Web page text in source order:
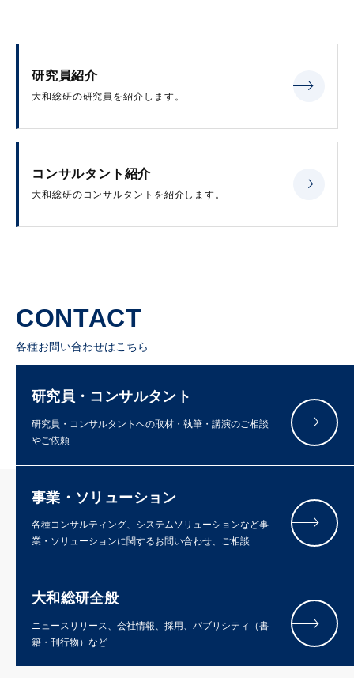
研究員紹介
大和総研の研究員を紹介します。
コンサルタント紹介
大和総研のコンサルタントを紹介します。
CONTACT
各種お問い合わせはこちら
研究員・コンサルタント
研究員・コンサルタントへの取材・執筆・講演のご相談
やご依頼
事業・ソリューション
各種コンサルティング、システムソリューションなど事
業・ソリューションに関するお問い合わせ、ご相談
大和総研全般
ニュースリリース、会社情報、採用、パブリシティ（書
籍・刊行物）など